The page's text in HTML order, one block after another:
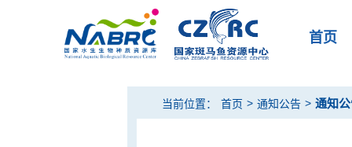
首页
当前位置： 首页 > 通知公告 > 通知